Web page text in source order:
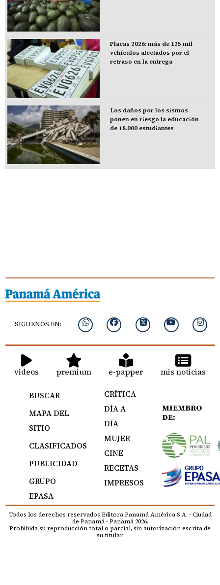
Placas 2026: más de 125 mil
vehículos afectados por el
retraso en la entrega
Los daños por los sismos
ponen en riesgo la educación
de 18.000 estudiantes
SIGUENOS EN:
videos premium e-papper mis noticias
BUSCAR
MAPA DEL
SITIO
CLASIFICADOS
PUBLICIDAD
GRUPO
EPASA
CRÍTICA
DÍA A
DÍA
MUJER
CINE
RECETAS
IMPRESOS
MIEMBRO
DE:
Todos los derechos reservados Editora Panamá América S.A. - Ciudad
de Panamá - Panamá 2026.
Prohibida su reproducción total o parcial, sin autorización escrita de
su titular.